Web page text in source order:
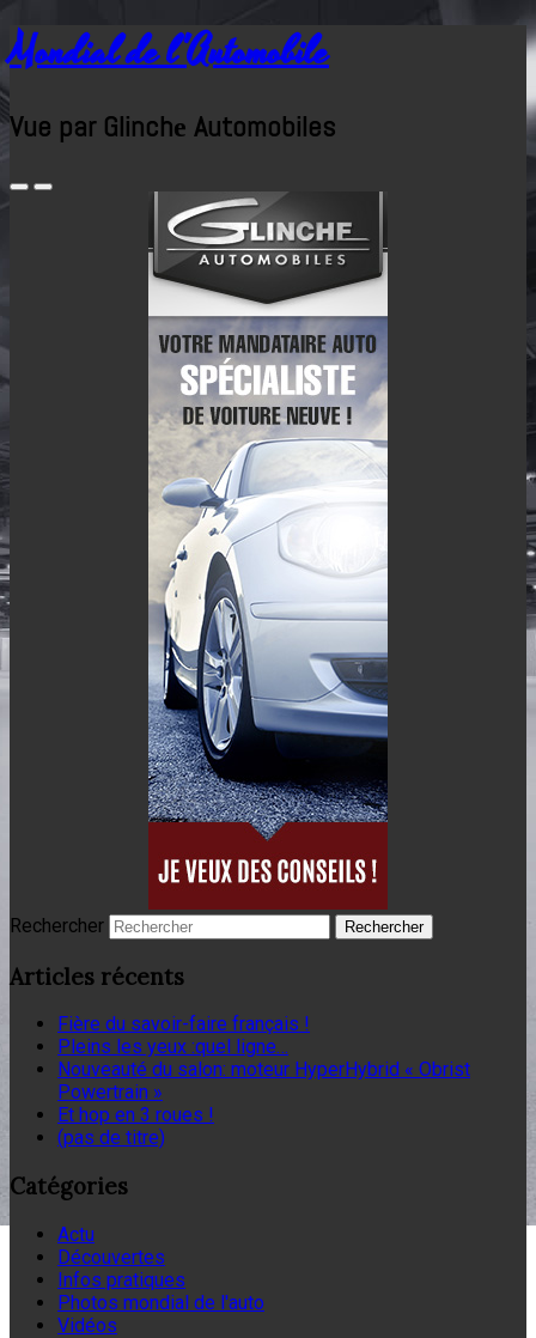
Mondial de l'Automobile
Vue par Glinchе Automobiles
Rechercher
Articles récents
Fière du savoir-faire français !
Pleins les yeux :quel ligne…
Nouveauté du salon: moteur HyperHybrid « Obrist
Powertrain »
Et hop en 3 roues !
(pas de titre)
Catégories
Actu
Découvertes
Infos pratiques
Photos mondial de l'auto
Vidéos